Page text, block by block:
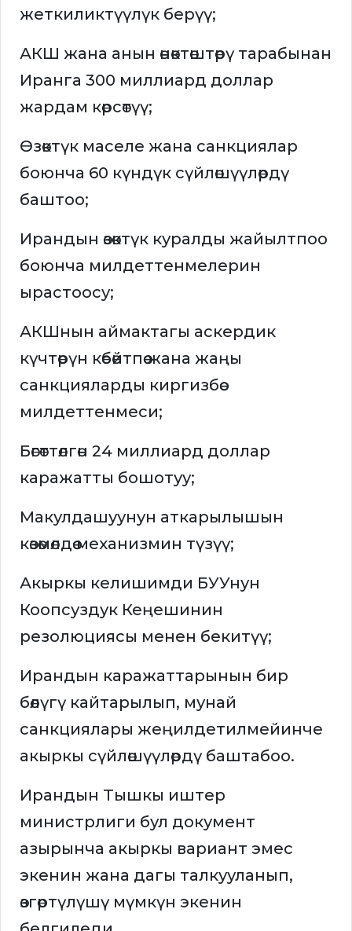
жеткиликтүүлүк берүү;
АКШ жана анын өнөктөштөрү тарабынан
Иранга 300 миллиард доллар
жардам көрсөтүү;
Өзөктүк маселе жана санкциялар
боюнча 60 күндүк сүйлөшүүлөрдү
баштоо;
Ирандын өзөктүк куралды жайылтпоо
боюнча милдеттенмелерин
ырастоосу;
АКШнын аймактагы аскердик
күчтөрүн көбөйтпөө жана жаңы
санкцияларды киргизбөө
милдеттенмеси;
Бөгөттөлгөн 24 миллиард доллар
каражатты бошотуу;
Макулдашуунун аткарылышын
көзөмөлдөө механизмин түзүү;
Акыркы келишимди БУУнун
Коопсуздук Кеңешинин
резолюциясы менен бекитүү;
Ирандын каражаттарынын бир
бөлүгү кайтарылып, мунай
санкциялары жеңилдетилмейинче
акыркы сүйлөшүүлөрдү баштабоо.
Ирандын Тышкы иштер
министрлиги бул документ
азырынча акыркы вариант эмес
экенин жана дагы талкууланып,
өзгөртүлүшү мүмкүн экенин